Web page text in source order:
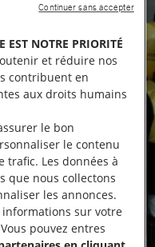
EST NOTRE PRIORITÉ
et réduire nos
contribuent en
aux droits humains
le bon
le contenu
trafic. Les données à
que nous collectons
les annonces.
sur votre
pouvez entres
Continuer sans accepter